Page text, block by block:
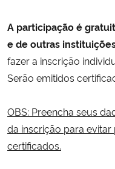
Secretaria-Geral
Secretaria de Governo
Gabinete de Segurança
Advocacia-Geral da União
A participação é
e de outras
fazer a inscrição
Serão emitidos
OBS: Preencha seus
da inscrição para
certificados.